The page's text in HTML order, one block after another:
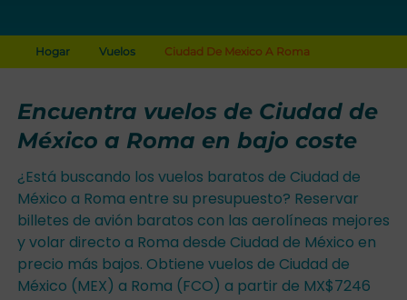
Hogar Vuelos Ciudad De Mexico A Roma
Encuentra vuelos de Ciudad de
México a Roma en bajo coste
¿Está buscando los vuelos baratos de Ciudad de
México a Roma entre su presupuesto? Reservar
billetes de avión baratos con las aerolíneas mejores
y volar directo a Roma desde Ciudad de México en
precio más bajos. Obtiene vuelos de Ciudad de
México (MEX) a Roma (FCO) a partir de MX$7246